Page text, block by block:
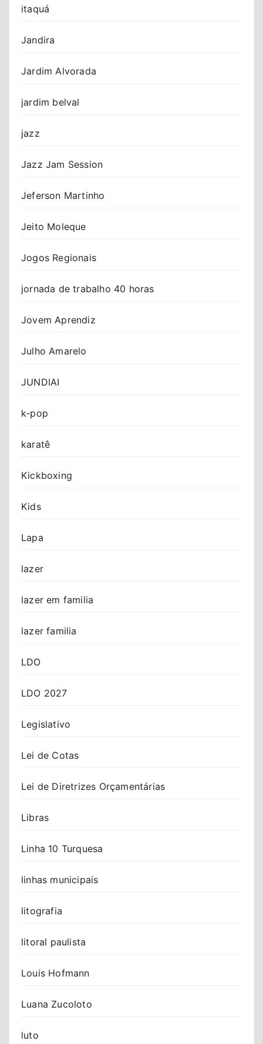
itaquá
Jandira
Jardim Alvorada
jardim belval
jazz
Jazz Jam Session
Jeferson Martinho
Jeito Moleque
Jogos Regionais
jornada de trabalho 40 horas
Jovem Aprendiz
Julho Amarelo
JUNDIAI
k-pop
karatê
Kickboxing
Kids
Lapa
lazer
lazer em familia
lazer familia
LDO
LDO 2027
Legislativo
Lei de Cotas
Lei de Diretrizes Orçamentárias
Libras
Linha 10 Turquesa
linhas municipais
litografia
litoral paulista
Louis Hofmann
Luana Zucoloto
luto